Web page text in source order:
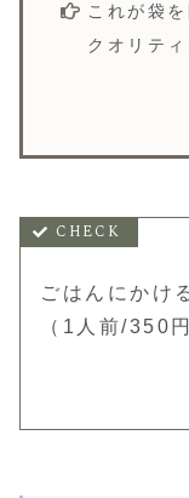
これが袋
クオリテ
ごはんにかけ
（1人前/350円